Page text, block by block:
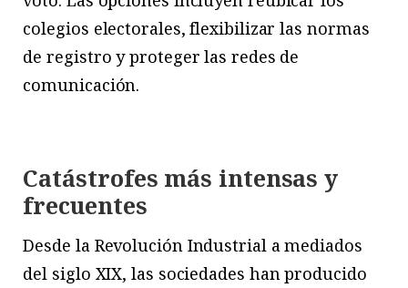
colegios electorales, flexibilizar las normas
de registro y proteger las redes de
comunicación.
Catástrofes más intensas y
frecuentes
Desde la Revolución Industrial a mediados
del siglo XIX, las sociedades han producido